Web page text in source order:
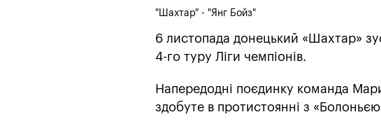
"Шахтар" - "Янг Бойз"
6 листопада донецький «Шахтар»
4-го туру Ліги чемпіонів.
Напередодні поєдинку команда
здобуте в протистоянні з